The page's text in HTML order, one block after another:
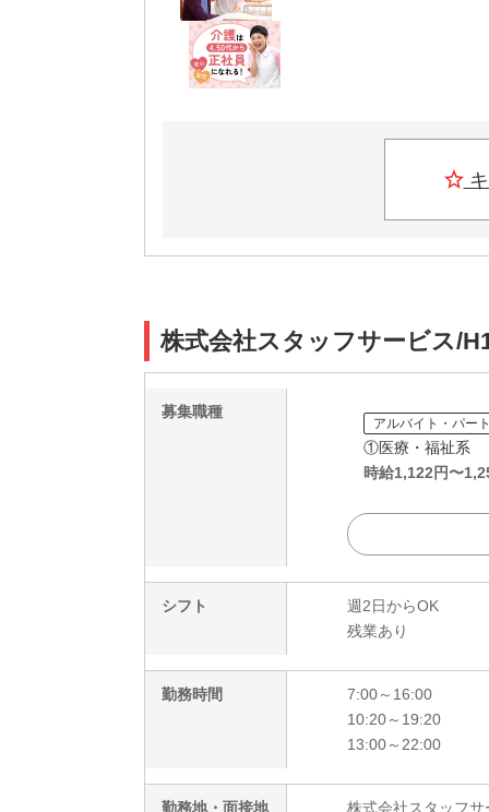
キ
株式会社スタッフサービス/
募集職種
アルバイト・パー
①医療・福祉系
時給1,122円〜
シフト
週2日からOK
残業あり
勤務時間
7:00～16:00
10:20～19:20
13:00～22:00
勤務地・面接地 株式会社スタッフ